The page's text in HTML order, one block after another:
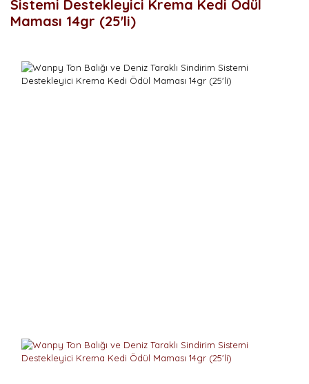
Sistemi Destekleyici Krema Kedi Ödül
Maması 14gr (25'li)